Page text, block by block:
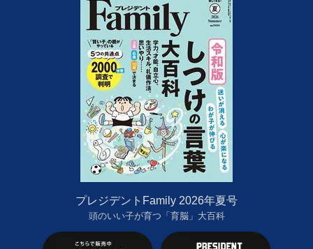
プレジデントFamily 2026年夏号
頭のいい子が育つ「育脳」大百科